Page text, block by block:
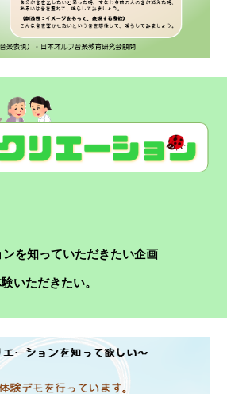
を知っていただきたい企画
いただきたい。